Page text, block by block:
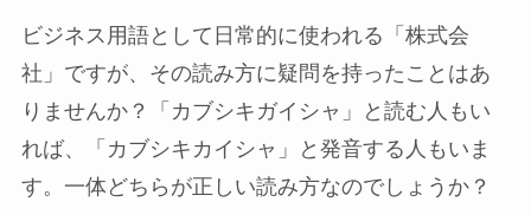
ビジネス用語として日常的に使われる「株式会
社」ですが、その読み方に疑問を持ったことはあ
りませんか？「カブシキガイシャ」と読む人もい
れば、「カブシキカイシャ」と発音する人もいま
す。一体どちらが正しい読み方なのでしょうか？